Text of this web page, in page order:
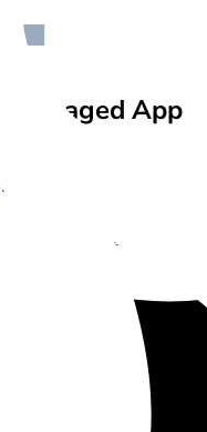
Managed App
Verbindung zu Ihrer
mehrere